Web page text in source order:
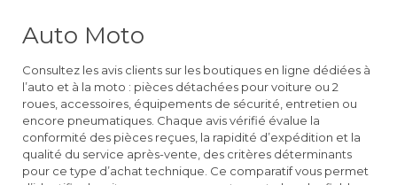
Auto Moto
Consultez les avis clients sur les boutiques en ligne dédiées à
l’auto et à la moto : pièces détachées pour voiture ou 2
roues, accessoires, équipements de sécurité, entretien ou
encore pneumatiques. Chaque avis vérifié évalue la
conformité des pièces reçues, la rapidité d’expédition et la
qualité du service après-vente, des critères déterminants
pour ce type d’achat technique. Ce comparatif vous permet